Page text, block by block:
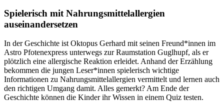
Spielerisch mit Nahrungsmittelallergien
auseinandersetzen
In der Geschichte ist Oktopus Gerhard mit seinen Freund*innen im
Astro Pfotenexpress unterwegs zur Raumstation Guglhupf, als er
plötzlich eine allergische Reaktion erleidet. Anhand der Erzählung
bekommen die jungen Leser*innen spielerisch wichtige
Informationen zu Nahrungsmittelallergien vermittelt und lernen auch
den richtigen Umgang damit. Alles gemerkt? Am Ende der
Geschichte können die Kinder ihr Wissen in einem Quiz testen.